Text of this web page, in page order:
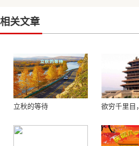
相关文章
立秋的等待
欲穷千里目